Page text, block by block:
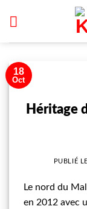
18
Oct
Héritage
PUBLIÉ LE
Le nord du
en 2012 avec